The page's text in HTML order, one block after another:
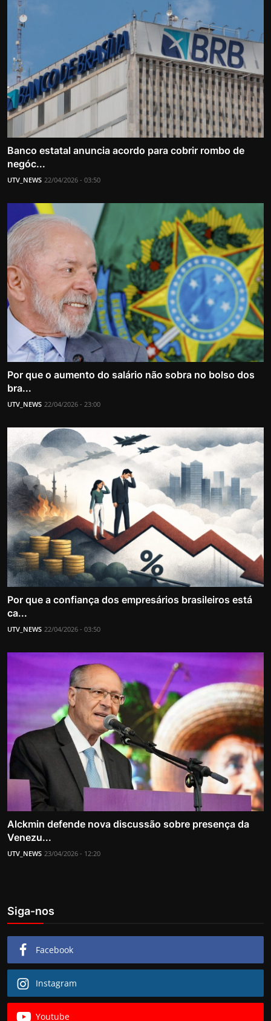
Banco estatal anuncia acordo para cobrir rombo de
negóc...
UTV_NEWS 22/04/2026 - 03:50
Por que o aumento do salário não sobra no bolso dos
bra...
UTV_NEWS 22/04/2026 - 23:00
Por que a confiança dos empresários brasileiros está
ca...
UTV_NEWS 22/04/2026 - 03:50
Alckmin defende nova discussão sobre presença da
Venezu...
UTV_NEWS 23/04/2026 - 12:20
Siga-nos
Facebook
Instagram
Youtube